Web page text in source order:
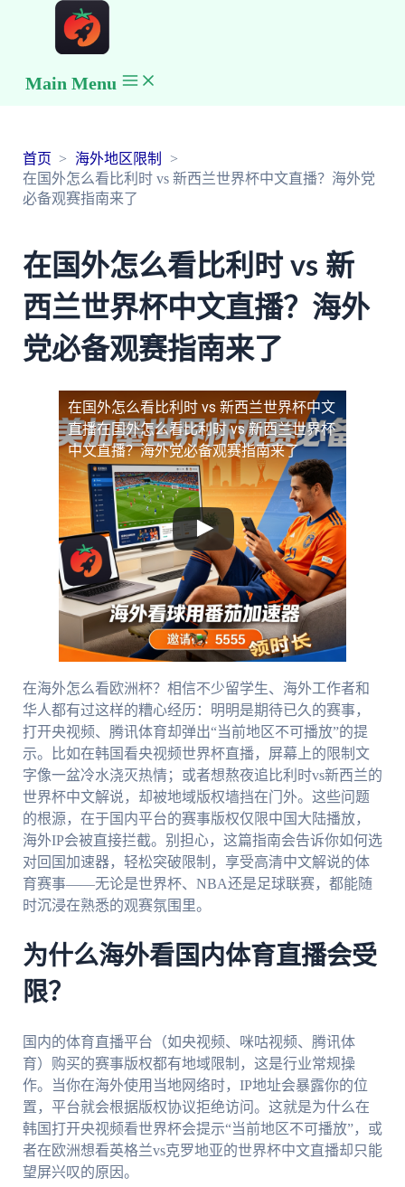
Main Menu
首页
海外地区限制
在国外怎么看比利时 vs 新西兰世界杯中文直播？海外党
必备观赛指南来了
在国外怎么看比利时 vs 新
西兰世界杯中文直播？海外
党必备观赛指南来了
在国外怎么看比利时 vs 新西兰世界杯中文
直播在国外怎么看比利时 vs 新西兰世界杯
中文直播？海外党必备观赛指南来了
在海外怎么看欧洲杯？相信不少留学生、海外工作者和
华人都有过这样的糟心经历：明明是期待已久的赛事，
打开央视频、腾讯体育却弹出“当前地区不可播放”的提
示。比如在韩国看央视频世界杯直播，屏幕上的限制文
字像一盆冷水浇灭热情；或者想熬夜追比利时vs新西兰的
世界杯中文解说，却被地域版权墙挡在门外。这些问题
的根源，在于国内平台的赛事版权仅限中国大陆播放，
海外IP会被直接拦截。别担心，这篇指南会告诉你如何选
对回国加速器，轻松突破限制，享受高清中文解说的体
育赛事——无论是世界杯、NBA还是足球联赛，都能随
时沉浸在熟悉的观赛氛围里。
为什么海外看国内体育直播会受
限？
国内的体育直播平台（如央视频、咪咕视频、腾讯体
育）购买的赛事版权都有地域限制，这是行业常规操
作。当你在海外使用当地网络时，IP地址会暴露你的位
置，平台就会根据版权协议拒绝访问。这就是为什么在
韩国打开央视频看世界杯会提示“当前地区不可播放”，或
者在欧洲想看英格兰vs克罗地亚的世界杯中文直播却只能
望屏兴叹的原因。